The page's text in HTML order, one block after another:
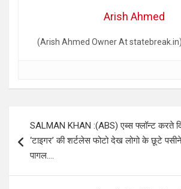
Arish Ahmed
(Arish Ahmed Owner At
navigation
SALMAN KHAN :(ABS) एब्स फ्लॉन्ट करते
‘टाइगर’ की शर्टलेस फोटो देख लोगो के छूटे
पागल….